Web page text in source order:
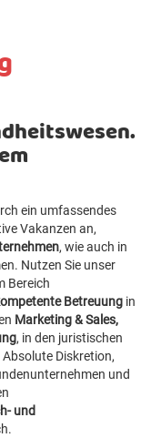
ein umfassendes
Vakanzen an,
, wie auch in
Nutzen Sie unser
Bereich
Betreuung in
Marketing & Sales,
, in den juristischen
Absolute Diskretion,
und
und